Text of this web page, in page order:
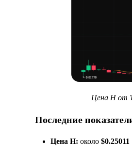
Цена H от
Последние
Цена H: около $0.25011